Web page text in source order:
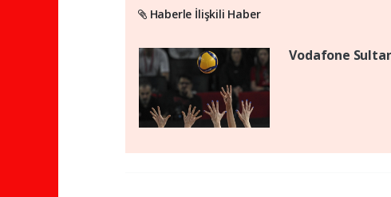
Haberle İlişkili Haber
Vodafone